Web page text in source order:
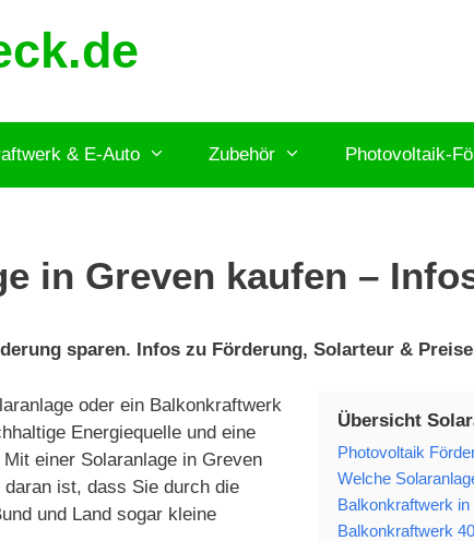
& E-Auto Zubehör Photovoltaik-
in Greven kaufen –
sparen. Infos zu Förderung, Solarteur &
Übersicht
Photovoltaik
Welche
Balkonkraftwerk
Balkonkraftwerk
oder ein Balkonkraftwerk
Energiequelle und eine
einer Solaranlage in Greven
ist, dass Sie durch die
und Land sogar kleine